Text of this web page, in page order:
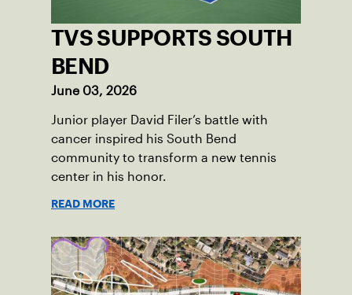
TVS SUPPORTS SOUTH
BEND
June 03, 2026
Junior player David Filer’s battle with
cancer inspired his South Bend
community to transform a new tennis
center in his honor.
READ MORE